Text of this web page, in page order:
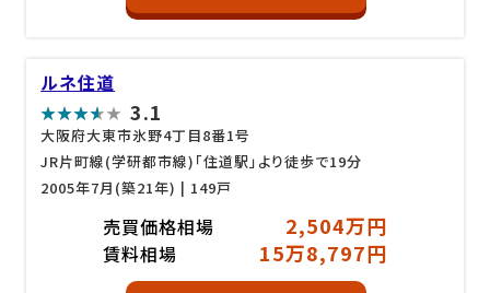
ルネ住道
3.1
大阪府大東市氷野4丁目8番1号
JR片町線(学研都市線)「住道駅」より徒歩で19分
2005年7月(築21年) | 149戸
売買価格相場 2,504万円
賃料相場 15万8,797円